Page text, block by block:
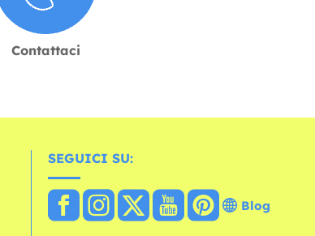
Contattaci
SEGUICI SU:
Blog